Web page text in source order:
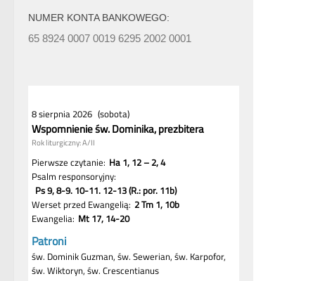
NUMER KONTA BANKOWEGO:
65 8924 0007 0019 6295 2002 0001